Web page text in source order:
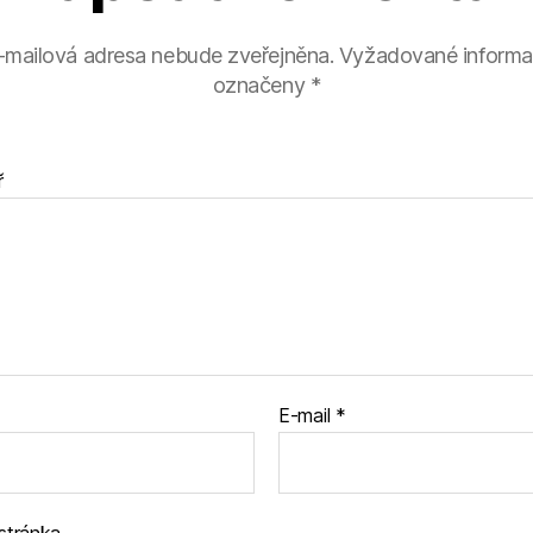
adresa nebude zveřejněna. Vyžadované
označeny *
E-mail *